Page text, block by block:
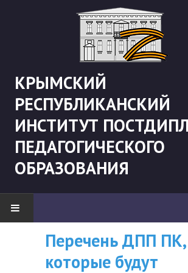
КРЫМСКИЙ
РЕСПУБЛИКАНСКИЙ
ИНСТИТУТ
ПЕДАГОГИЧЕСКОГО
ОБРАЗОВАНИЯ
НОВОСТИ
"Боевая" русистика
Перечень ДПП ПК,
которые будут